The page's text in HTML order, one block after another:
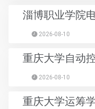
淄博职业学院
2026-08-10
重庆大学自动
2026-08-10
重庆大学运筹